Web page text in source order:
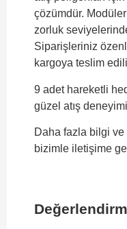
çözümdür. Modüler
zorluk
Siparişleriniz
kargoya teslim
9 adet hareketli
güzel atış
Daha fazla bilgi
bizimle iletişime